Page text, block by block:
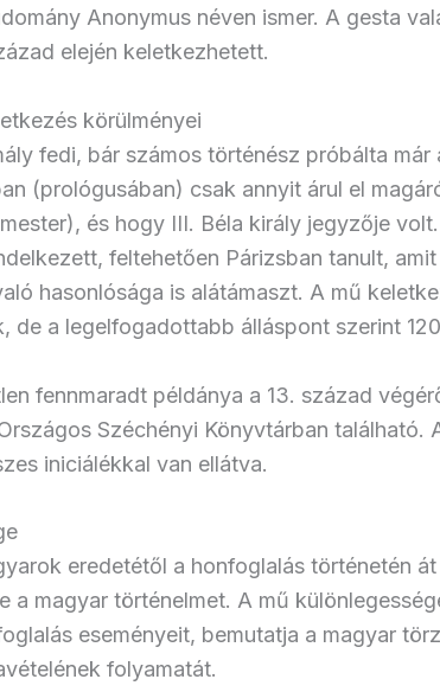
Anonymus néven ismer. A gesta
elején keletkezhetett.
körülményei
fedi, bár számos történész próbálta már
(prológusában) csak annyit árul el
és hogy III. Béla király jegyzője
feltehetően Párizsban tanult,
hasonlósága is alátámaszt. A mű
de a legelfogadottabb álláspont szerint
fennmaradt példánya a 13. század
Széchényi Könyvtárban található.
iniciálékkal van ellátva.
eredetétől a honfoglalás történetén át
a magyar történelmet. A mű
eseményeit, bemutatja a magyar
folyamatát.